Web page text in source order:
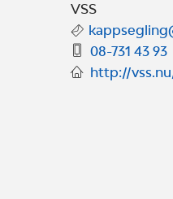
VSS
08-731 43 93
http://